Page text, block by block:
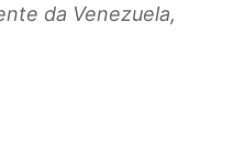
da Venezuela,